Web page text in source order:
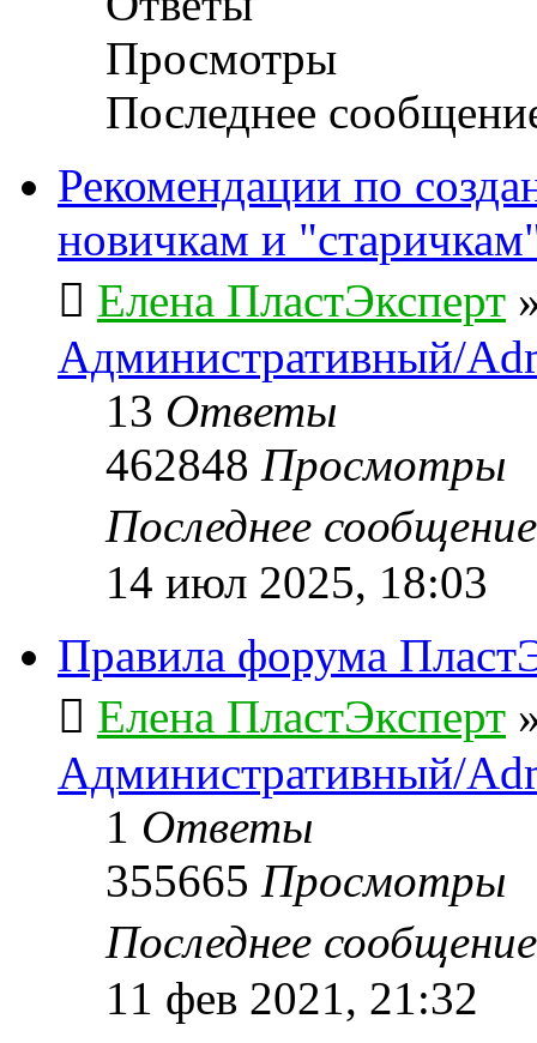
Просмотры
Последнее
Рекомендации по
новичкам и
Елена ПластЭксперт
Административный/
13 Ответы
462848 Просмотры
Последнее
14 июл 2025, 18:03
Правила форума
Елена ПластЭксперт
Административный/
1 Ответы
355665 Просмотры
Последнее
11 фев 2021, 21:32